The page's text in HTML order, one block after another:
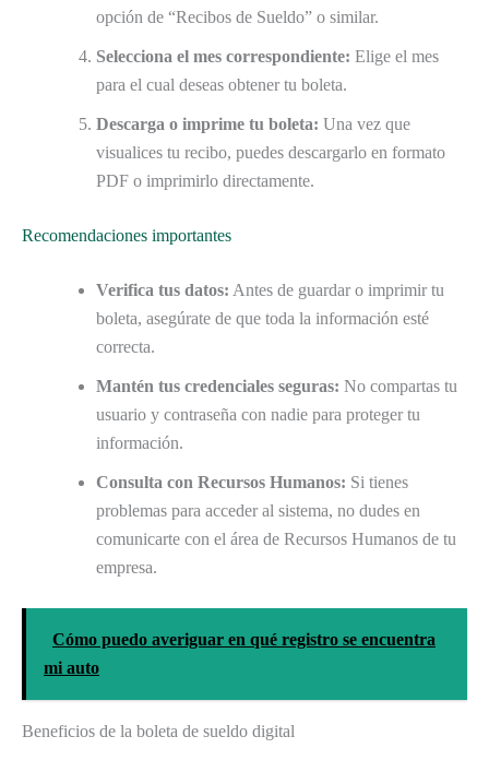
opción de “Recibos de Sueldo” o similar.
Selecciona el mes correspondiente: Elige el mes
para el cual deseas obtener tu boleta.
Descarga o imprime tu boleta: Una vez que
visualices tu recibo, puedes descargarlo en formato
PDF o imprimirlo directamente.
Recomendaciones importantes
Verifica tus datos: Antes de guardar o imprimir tu
boleta, asegúrate de que toda la información esté
correcta.
Mantén tus credenciales seguras: No compartas tu
usuario y contraseña con nadie para proteger tu
información.
Consulta con Recursos Humanos: Si tienes
problemas para acceder al sistema, no dudes en
comunicarte con el área de Recursos Humanos de tu
empresa.
Cómo puedo averiguar en qué registro se encuentra
mi auto
Beneficios de la boleta de sueldo digital